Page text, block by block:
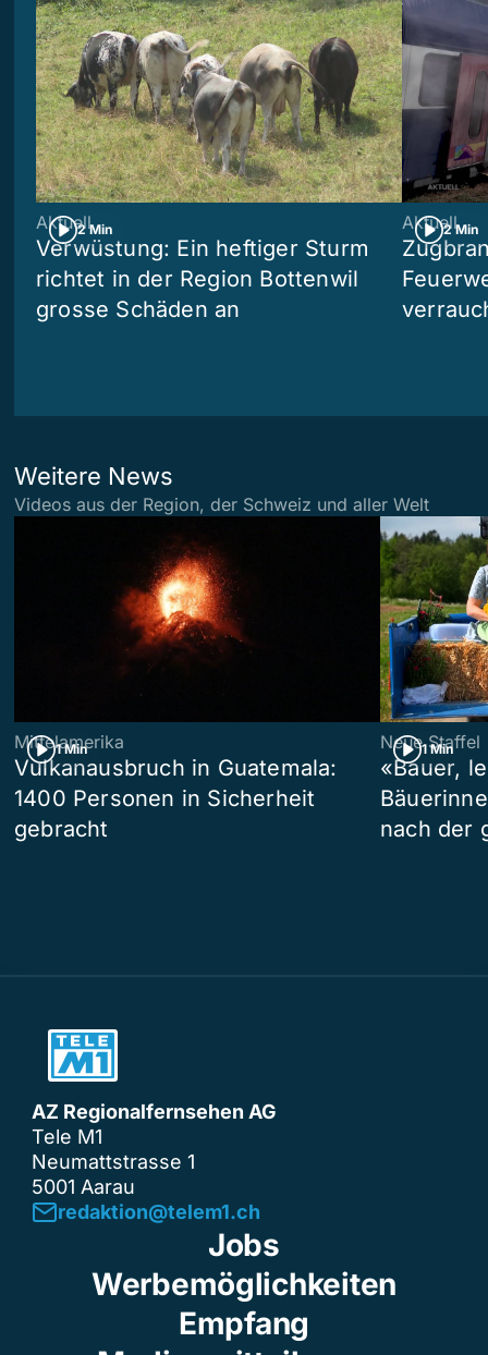
2 Min
Aktuell
Verwüstung: Ein heftiger Sturm
richtet in der Region Bottenwil
grosse Schäden an
2 Min
Aktuell
Weitere News
Videos aus der Region, der Schweiz und aller Welt
1 Min
Mittelamerika
Vulkanausbruch in Guatemala:
1400 Personen in Sicherheit
gebracht
1 Min
Neue Staffel
«Bauer,
nach der
AZ Regionalfernsehen AG
Tele M1
Neumattstrasse 1
5001 Aarau
redaktion@telem1.ch
Jobs
Werbemöglichkeiten
Empfang